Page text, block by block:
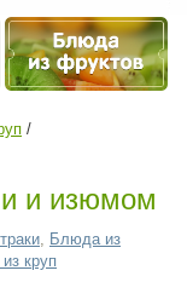
и изюмом
Блюда из
круп